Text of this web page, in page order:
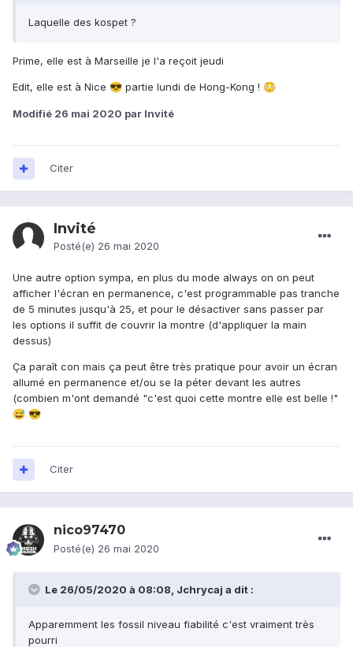
Laquelle des kospet ?
Prime, elle est à Marseille je l'a reçoit jeudi
Edit, elle est à Nice 😎 partie lundi de Hong-Kong ! 😳
Modifié 26 mai 2020 par Invité
Citer
Invité
Posté(e) 26 mai 2020
Une autre option sympa, en plus du mode always on on peut
afficher l'écran en permanence, c'est programmable pas tranche
de 5 minutes jusqu'à 25, et pour le désactiver sans passer par
les options il suffit de couvrir la montre (d'appliquer la main
dessus)
Ça paraît con mais ça peut être très pratique pour avoir un écran
allumé en permanence et/ou se la péter devant les autres
(combien m'ont demandé "c'est quoi cette montre elle est belle !"
😅 😎
Citer
nico97470
Posté(e) 26 mai 2020
Le 26/05/2020 à 08:08, Jchrycaj a dit :
Apparemment les fossil niveau fiabilité c'est vraiment très
pourri